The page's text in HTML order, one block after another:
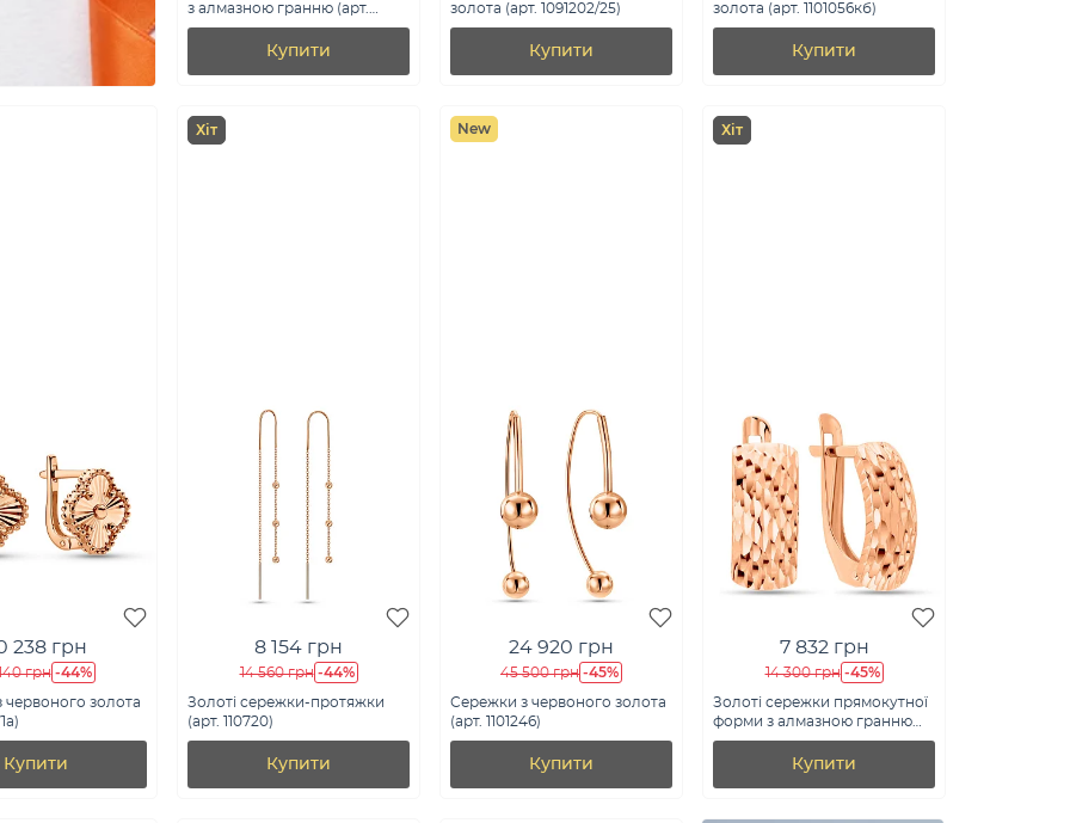
з алмазною гранню (арт.
1092144)
Купити
золота (арт. 1091202/25)
Купити
золота (арт. 1101056кб)
Купити
238 грн
грн -44%
червоного золота
Купити
Хіт
8 154 грн
14 560 грн -44%
Золоті сережки-протяжки
(арт. 110720)
Купити
New
24 920 грн
45 500 грн -45%
Сережки з червоного золота
(арт. 1101246)
Купити
Хіт
7 832 грн
14 300 грн -45%
Золоті сережки прямокутної
форми з алмазною гранню
(арт. 120601)
Купити